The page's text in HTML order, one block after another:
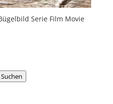
Serie Film Movie
Suchen